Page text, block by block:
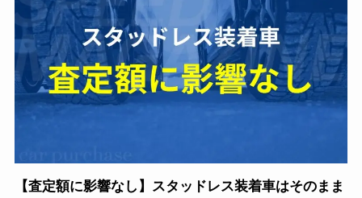
【査定額に影響なし】スタッドレス装着車はそのまま